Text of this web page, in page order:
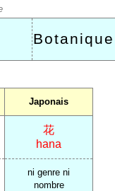
Botanique
Japonais
花
hana
ni genre ni
nombre